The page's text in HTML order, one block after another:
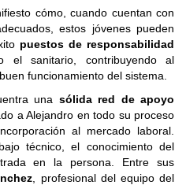
cómo, cuando cuentan con
estos jóvenes pueden
puestos de responsabilidad
el sanitario, contribuyendo al
funcionamiento del sistema.
una sólida red de apoyo
a Alejandro en todo su proceso
al mercado laboral.
técnico, el conocimiento del
en la persona. Entre sus
, profesional del equipo del